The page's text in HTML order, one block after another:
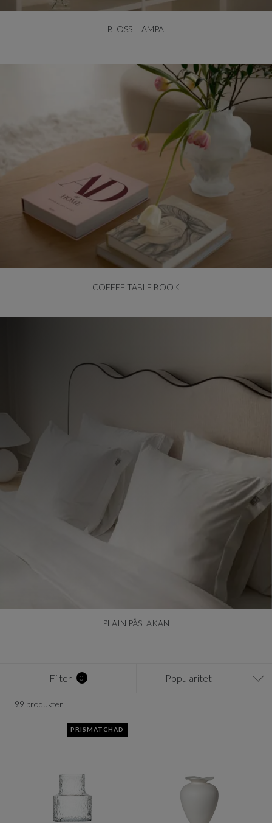
BLOSSI LAMPA
COFFEE TABLE BOOK
PLAIN PÅSLAKAN
Filter 0 Popularitet
99 produkter
PRISMATCHAD